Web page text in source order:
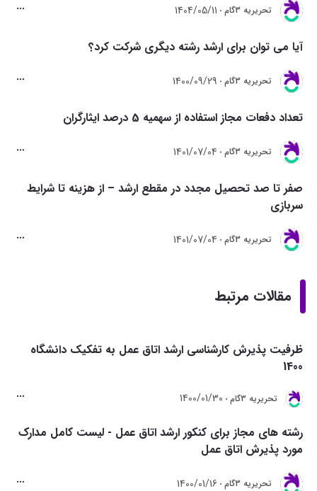
تحريريه 3گام 1404/05/11
آیا می توان برای ارشد رشته دیگری شرکت کرد؟
تحريريه 3گام 1400/09/29
تعداد دفعات مجاز استفاده از سهمیه 5 درصد ایثارگران
تحريريه 3گام 1401/07/04
صفر تا صد تحصیل مجدد در مقطع ارشد – از هزینه تا شرایط
سربازی
تحريريه 3گام 1401/07/04
مقالات مرتبط
ظرفیت پذیرش کارشناسی ارشد اتاق عمل به تفکیک دانشگاه
1400
تحريريه 3گام 1400/01/30
رشته های مجاز برای کنکور ارشد اتاق عمل - لیست کامل مدارک
مورد پذیرش اتاق عمل
تحريريه 3گام 1400/01/16